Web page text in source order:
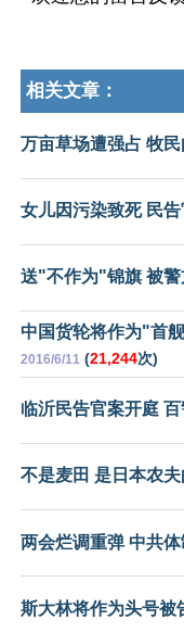
相关文章：
万亩草场遭强占 牧
女儿因污染致死 民
送"不作为"锦旗 被警
中国货轮将作为"首
2016/6/11 (21,244次)
临沂民告官案开庭
不是麦田 是日本农夫
两会烂调重弹 中共
斯大林将作为头号被